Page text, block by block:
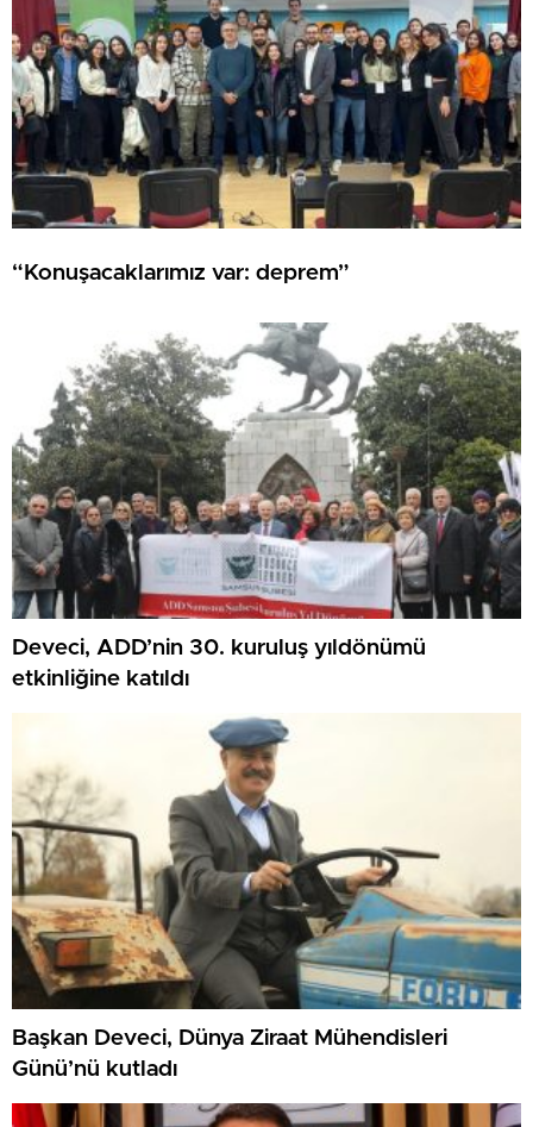
“Konuşacaklarımız var: deprem”
Deveci, ADD’nin 30. kuruluş yıldönümü
etkinliğine katıldı
Başkan Deveci, Dünya Ziraat Mühendisleri
Günü’nü kutladı